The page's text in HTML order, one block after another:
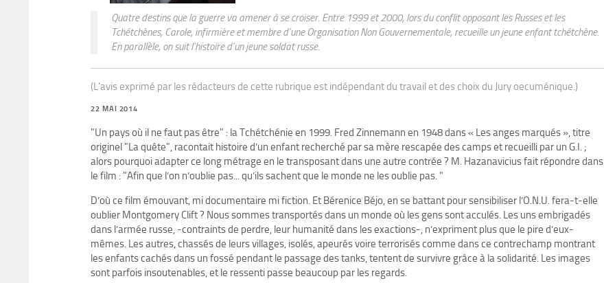
Quatre destins que la guerre va amener à se croiser. Entre 1999 et 2000, lors du conflit opposant les Russes et les
Tchétchènes, Carole, infirmière et membre d’une Organisation Non Gouvernementale, recueille un jeune enfant tchétchène.
En parallèle, on suit l’histoire d’un jeune soldat russe.
(L'avis exprimé par les rédacteurs de cette rubrique est indépendant du travail et des choix du Jury oecuménique.)
22 MAI 2014
"Un pays où il ne faut pas être" : la Tchétchénie en 1999. Fred Zinnemann en 1948 dans « Les anges marqués », titre
originel "La quête", racontait histoire d’un enfant recherché par sa mère rescapée des camps et recueilli par un G.I. ;
alors pourquoi adapter ce long métrage en le transposant dans une autre contrée ? M. Hazanavicius fait répondre dans
le film : "Afin que l’on n’oublie pas... qu’ils sachent que le monde ne les oublie pas. "
D’où ce film émouvant, mi documentaire mi fiction. Et Bérenice Béjo, en se battant pour sensibiliser l’O.N.U. fera-t-elle
oublier Montgomery Clift ? Nous sommes transportés dans un monde où les gens sont acculés. Les uns embrigadés
dans l’armée russe, -contraints de perdre, leur humanité dans les exactions-, n’expriment plus que le pire d’eux-
mêmes. Les autres, chassés de leurs villages, isolés, apeurés voire terrorisés comme dans ce contrechamp montrant
les enfants cachés dans un fossé pendant le passage des tanks, tentent de survivre grâce à la solidarité. Les images
sont parfois insoutenables, et le ressenti passe beaucoup par les regards.